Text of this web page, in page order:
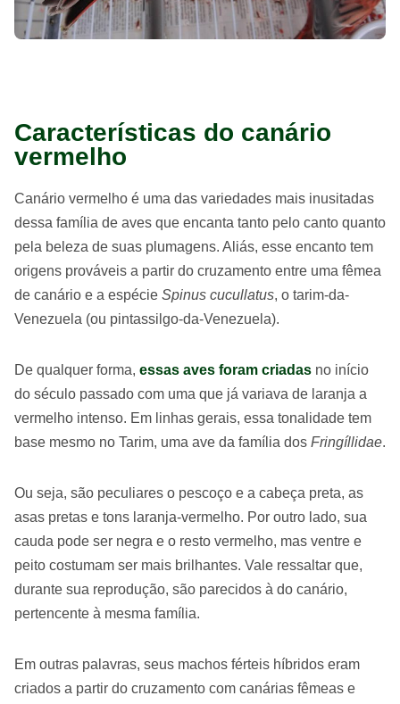
Características do canário
vermelho
Canário vermelho é uma das variedades mais inusitadas
dessa família de aves que encanta tanto pelo canto quanto
pela beleza de suas plumagens. Aliás, esse encanto tem
origens prováveis a partir do cruzamento entre uma fêmea
de canário e a espécie Spinus cucullatus, o tarim-da-
Venezuela (ou pintassilgo-da-Venezuela).
De qualquer forma, essas aves foram criadas no início
do século passado com uma que já variava de laranja a
vermelho intenso. Em linhas gerais, essa tonalidade tem
base mesmo no Tarim, uma ave da família dos Fringíllidae.
Ou seja, são peculiares o pescoço e a cabeça preta, as
asas pretas e tons laranja-vermelho. Por outro lado, sua
cauda pode ser negra e o resto vermelho, mas ventre e
peito costumam ser mais brilhantes. Vale ressaltar que,
durante sua reprodução, são parecidos à do canário,
pertencente à mesma família.
Em outras palavras, seus machos férteis híbridos eram
criados a partir do cruzamento com canárias fêmeas e